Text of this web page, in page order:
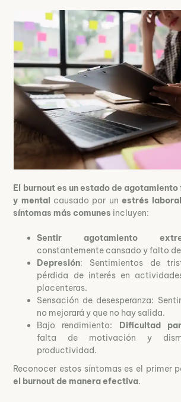
El burnout es un estado de
y mental causado por un estrés
síntomas más comunes incluyen:
Sentir agotamiento
constantemente cansado y falto
Depresión: Sentimientos de
pérdida de interés en
placenteras.
Sensación de desesperanza:
no mejorará y que no hay salida.
Bajo rendimiento: Dificultad
falta de motivación y
productividad.
Reconocer estos síntomas es el primer
el burnout de manera efectiva.